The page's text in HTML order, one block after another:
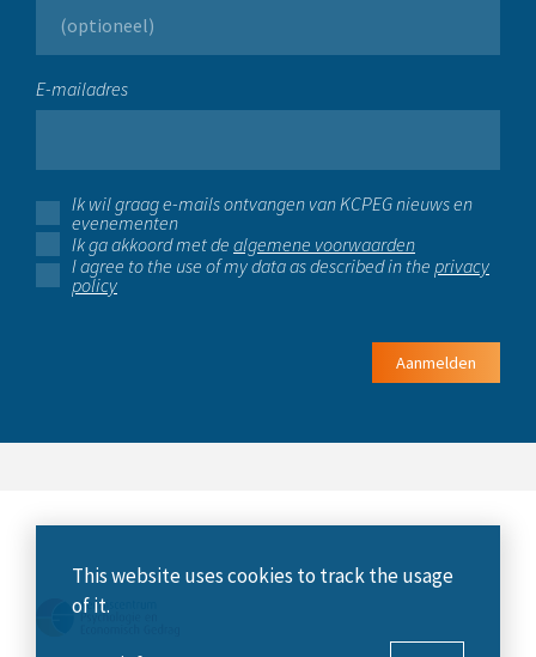
E-mailadres
Ik wil graag e-mails ontvangen van KCPEG nieuws en
evenementen
Ik ga akkoord met de algemene voorwaarden
I agree to the use of my data as described in the privacy
policy
Aanmelden
This website uses cookies to track the usage
of it.